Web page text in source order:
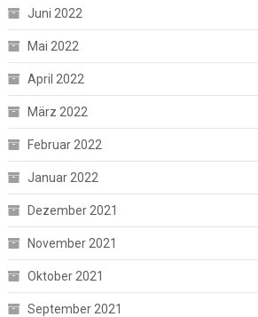
Juni 2022
Mai 2022
April 2022
März 2022
Februar 2022
Januar 2022
Dezember 2021
November 2021
Oktober 2021
September 2021